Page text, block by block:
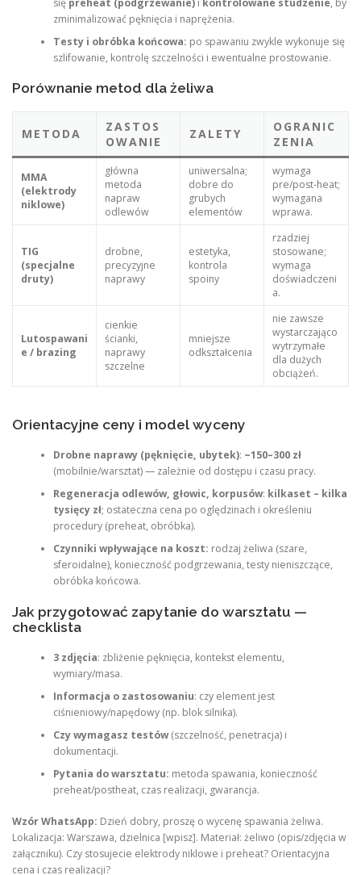
się preheat (podgrzewanie)i kontrolowane studzenie, by
zminimalizować pęknięcia i naprężenia.
Testy i obróbka końcowa: po spawaniu zwykle wykonuje się
szlifowanie, kontrolę szczelności i ewentualne prostowanie.
Porównanie metod dla żeliwa
METODA
ZASTOS
OWANIE
ZALETY
OGRANIC
ZENIA
MMA
(elektrody
niklowe)
główna
metoda
napraw
odlewów
uniwersalna;
dobre do
grubych
elementów
wymaga
pre/post‑heat;
wymagana
wprawa.
TIG
(specjalne
druty)
drobne,
precyzyjne
naprawy
estetyka,
kontrola
spoiny
rzadziej
stosowane;
wymaga
doświadczeni
a.
Lutospawani
e / brazing
cienkie
ścianki,
naprawy
szczelne
mniejsze
odkształcenia
nie zawsze
wystarczająco
wytrzymałe
dla dużych
obciążeń.
Orientacyjne ceny i model wyceny
Drobne naprawy (pęknięcie, ubytek): ~150–300 zł
(mobilnie/warsztat) — zależnie od dostępu i czasu pracy.
Regeneracja odlewów, głowic, korpusów: kilkaset – kilka
tysięcy zł; ostateczna cena po oględzinach i określeniu
procedury (preheat, obróbka).
Czynniki wpływające na koszt: rodzaj żeliwa (szare,
sferoidalne), konieczność podgrzewania, testy nieniszczące,
obróbka końcowa.
Jak przygotować zapytanie do warsztatu —
checklista
3 zdjęcia: zbliżenie pęknięcia, kontekst elementu,
wymiary/masa.
Informacja o zastosowaniu: czy element jest
ciśnieniowy/napędowy (np. blok silnika).
Czy wymagasz testów(szczelność, penetracja) i
dokumentacji.
Pytania do warsztatu: metoda spawania, konieczność
preheat/postheat, czas realizacji, gwarancja.
Wzór WhatsApp: Dzień dobry, proszę o wycenę spawania żeliwa.
Lokalizacja: Warszawa, dzielnica [wpisz]. Materiał: żeliwo (opis/zdjęcia w
załączniku). Czy stosujecie elektrody niklowe i preheat? Orientacyjna
cena i czas realizacji?